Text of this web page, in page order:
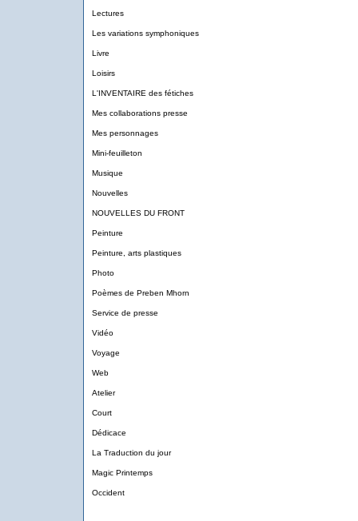
Lectures
Les variations symphoniques
Livre
Loisirs
L'INVENTAIRE des fétiches
Mes collaborations presse
Mes personnages
Mini-feuilleton
Musique
Nouvelles
NOUVELLES DU FRONT
Peinture
Peinture, arts plastiques
Photo
Poèmes de Preben Mhorn
Service de presse
Vidéo
Voyage
Web
Atelier
Court
Dédicace
La Traduction du jour
Magic Printemps
Occident